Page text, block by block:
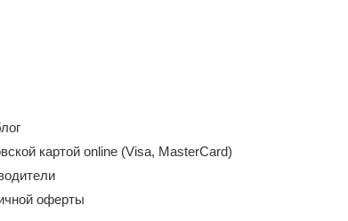
картой online (Visa, MasterCard)
оферты